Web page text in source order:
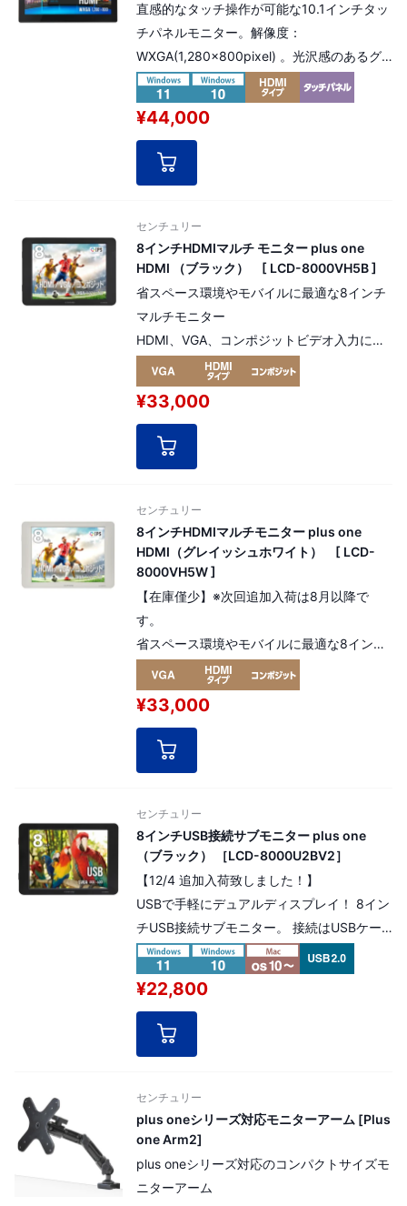
直感的なタッチ操作が可能な10.1インチタッ
チパネルモニター。解像度：
WXGA(1,280×800pixel) 。光沢感のあるグ
レアパネル仕様 HDMI入力仕様（HDCPに対
応）
¥44,000
センチュリー
8インチHDMIマルチ モニター plus one
HDMI （ブラック） [ LCD-8000VH5B ]
省スペース環境やモバイルに最適な8インチ
マルチモニター
HDMI、VGA、コンポジットビデオ入力に対
応。モノラルスピーカー搭載
¥33,000
センチュリー
8インチHDMIマルチモニター plus one
HDMI（グレイッシュホワイト） [ LCD-
8000VH5W ]
【在庫僅少】※次回追加入荷は8月以降で
す。
省スペース環境やモバイルに最適な8インチ
マルチモニター
HDMI、VGA、コンポジットビデオ入力に対
応。モノラルスピーカー搭載
¥33,000
センチュリー
8インチUSB接続サブモニター plus one
（ブラック） ［LCD-8000U2BV2］
【12/4 追加入荷致しました！】
USBで手軽にデュアルディスプレイ！ 8イン
チUSB接続サブモニター。 接続はUSBケー
ブル1本だけでOK！ 電源コード不要のUSB
バスパワー接続。 解像度：SVGA
800×600pixel
¥22,800
センチュリー
plus oneシリーズ対応モニターアーム [Plus
one Arm2]
plus oneシリーズ対応のコンパクトサイズモ
ニターアーム